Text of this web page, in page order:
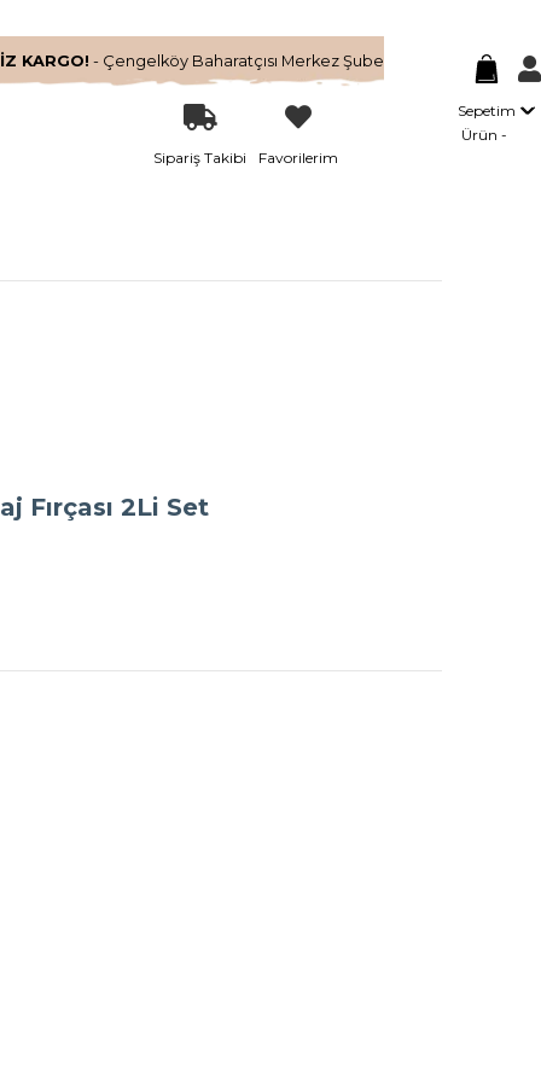
KARGO! - Çengelköy Baharatçısı Merkez Şube
Sipariş Takibi Favorilerim
Sepetim
Ürün
Fırçası 2Li Set